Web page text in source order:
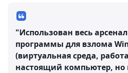
"Использован весь
программы для взлома
(виртуальная среда,
настоящий компьютер, но